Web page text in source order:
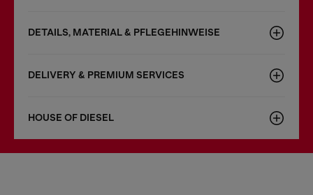
DETAILS, MATERIAL & PFLEGEHINWEISE
DELIVERY & PREMIUM SERVICES
HOUSE OF DIESEL